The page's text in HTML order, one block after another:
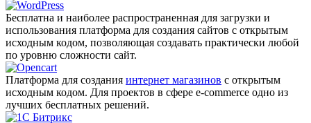
Бесплатна и наиболее распро­страненная для загрузки и
использования платформа для создания сайтов с открытым
исходным кодом, позволяющая создавать практически любой
по уровню сложности сайт.
Платформа для создания интернет магазинов с открытым
исходным кодом. Для проектов в сфере e-commerce одно из
лучших бесплатных решений.